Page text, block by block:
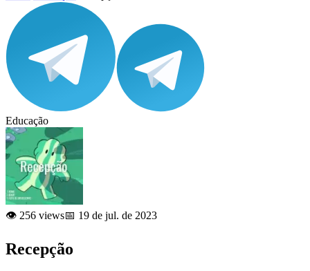
Educação
👁️ 256 views📅 19 de jul. de 2023
Recepção